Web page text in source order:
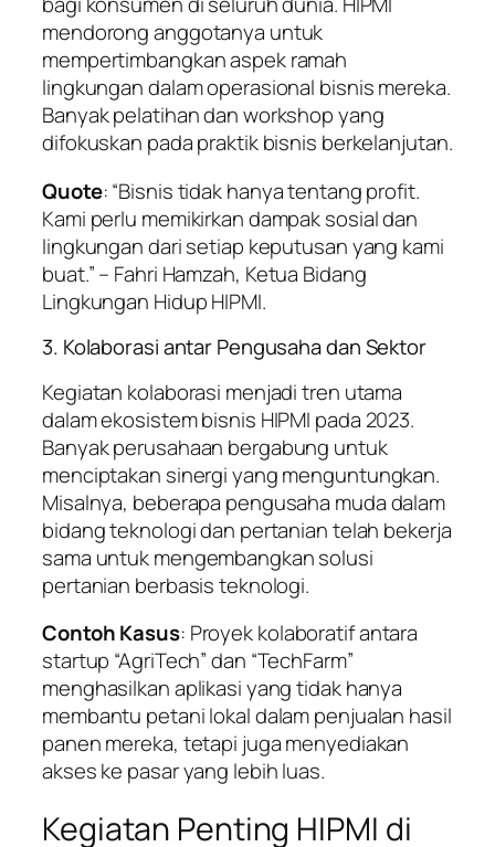
mendorong anggotanya untuk
mempertimbangkan aspek ramah
lingkungan dalam operasional bisnis mereka.
Banyak pelatihan dan workshop yang
difokuskan pada praktik bisnis berkelanjutan.
Quote: “Bisnis tidak hanya tentang profit.
Kami perlu memikirkan dampak sosial dan
lingkungan dari setiap keputusan yang kami
buat.” – Fahri Hamzah, Ketua Bidang
Lingkungan Hidup HIPMI.
3. Kolaborasi antar Pengusaha dan Sektor
Kegiatan kolaborasi menjadi tren utama
dalam ekosistem bisnis HIPMI pada 2023.
Banyak perusahaan bergabung untuk
menciptakan sinergi yang menguntungkan.
Misalnya, beberapa pengusaha muda dalam
bidang teknologi dan pertanian telah bekerja
sama untuk mengembangkan solusi
pertanian berbasis teknologi.
Contoh Kasus: Proyek kolaboratif antara
startup “AgriTech” dan “TechFarm”
menghasilkan aplikasi yang tidak hanya
membantu petani lokal dalam penjualan hasil
panen mereka, tetapi juga menyediakan
akses ke pasar yang lebih luas.
Kegiatan Penting HIPMI di